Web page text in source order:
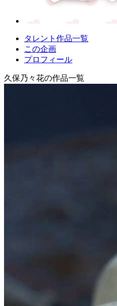
タレント作品一覧
この企画
プロフィール
久保乃々花の作品一覧